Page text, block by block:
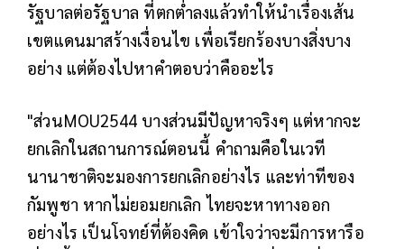
รัฐบาลต่อรัฐบาล ที่ตกต่ำลงแล้วทำให้นำเรื่องเส้น
เขตแดนมาสร้างเงื่อนไข เพื่อเรียกร้องบางสิ่งบาง
อย่าง แต่ต้องไปหาคำตอบว่าคืออะไร
"ส่วนMOU2544 บางส่วนมีปัญหาจริงๆ แต่หากจะ
ยกเลิกในสถานการณ์ตอนนี้ คำถามคือในเวที
นานาชาติจะมองการยกเลิกอย่างไร และท่าทีของ
กัมพูชา หากไม่ยอมยกเลิก ไทยจะหาทางออก
อย่างไร เป็นโจทย์ที่ต้องคิด เข้าใจว่าจะมีการหารือ